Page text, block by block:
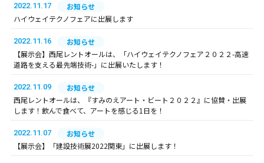
2022.11.17
お知らせ
ハイウェイテクノフェアに出展します
2022.11.16
お知らせ
【展示会】西尾レントオールは、「ハイウェイテクノフェア２０２２-高速
道路を支える最先端技術-」に出展いたします！
2022.11.09
お知らせ
西尾レントオールは、『すみのえアート・ビート２０２２』に協賛・出展
します！飲んで食べて、アートを感じる1日を！
2022.11.07
お知らせ
【展示会】「建設技術展2022関東」に出展します！